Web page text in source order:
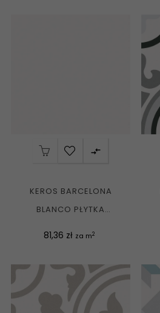

KEROS BARCELONA
BLANCO PŁYTKA
Cena
81,36 zł za m2